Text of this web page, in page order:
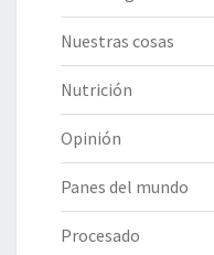
Nuestras cosas
Nutrición
Opinión
Panes del mundo
Procesado